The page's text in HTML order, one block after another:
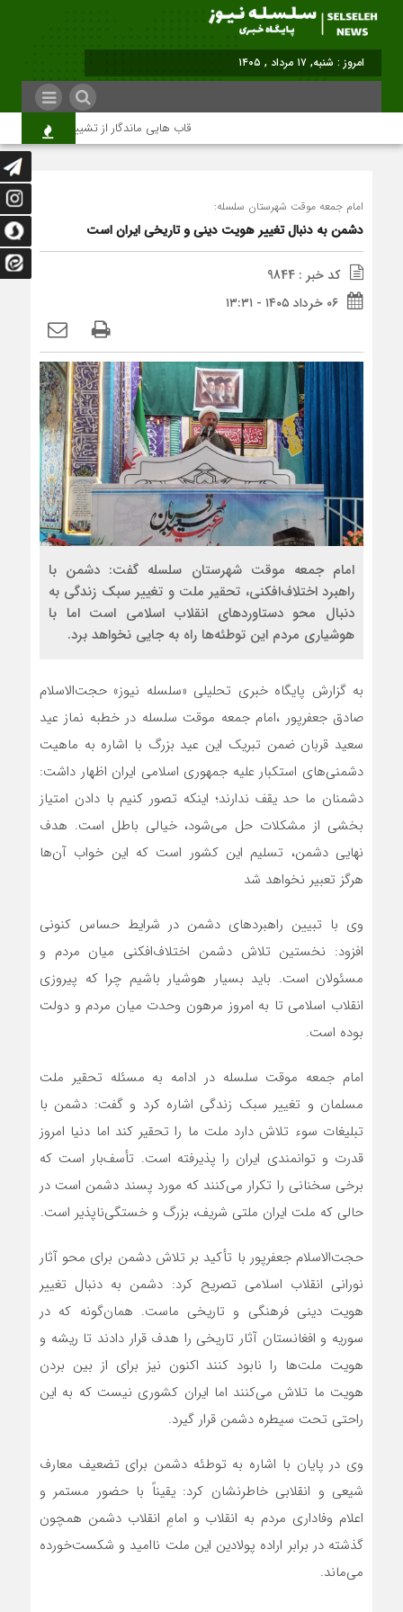
امروز : شنبه, ۱۷ مرداد , ۱۴۰۵
قاب هایی ماندگار از تشییع رهبر شهید در
امام جمعه موقت شهرستان سلسله:
دشمن به دنبال تغییر هویت دینی و تاریخی ایران است
کد خبر : 9844
۰۶ خرداد ۱۴۰۵ - ۱۳:۳۱
امام جمعه موقت شهرستان سلسله گفت: دشمن با
راهبرد اختلاف‌افکنی، تحقیر ملت و تغییر سبک زندگی به
دنبال محو دستاوردهای انقلاب اسلامی است اما با
هوشیاری مردم این توطئه‌ها راه به جایی نخواهد برد.
به گزارش پایگاه خبری تحلیلی «سلسله نیوز» حجت‌الاسلام
صادق جعفرپور ،امام جمعه موقت سلسله در خطبه نماز عید
سعید قربان ضمن تبریک این عید بزرگ با اشاره به ماهیت
دشمنی‌های استکبار علیه جمهوری اسلامی ایران اظهار داشت:
دشمنان ما حد یقف ندارند؛ اینکه تصور کنیم با دادن امتیاز
بخشی از مشکلات حل می‌شود، خیالی باطل است. هدف
نهایی دشمن، تسلیم این کشور است که این خواب آن‌ها
هرگز تعبیر نخواهد شد
وی با تبیین راهبردهای دشمن در شرایط حساس کنونی
افزود: نخستین تلاش دشمن اختلاف‌افکنی میان مردم و
مسئولان است. باید بسیار هوشیار باشیم چرا که پیروزی
انقلاب اسلامی تا به امروز مرهون وحدت میان مردم و دولت
بوده است.
امام جمعه موقت سلسله در ادامه به مسئله تحقیر ملت
مسلمان و تغییر سبک زندگی اشاره کرد و گفت: دشمن با
تبلیغات سوء تلاش دارد ملت ما را تحقیر کند اما دنیا امروز
قدرت و توانمندی ایران را پذیرفته است. تأسف‌بار است که
برخی سخنانی را تکرار می‌کنند که مورد پسند دشمن است در
حالی که ملت ایران ملتی شریف، بزرگ و خستگی‌ناپذیر است.
حجت‌الاسلام جعفرپور با تأکید بر تلاش دشمن برای محو آثار
نورانی انقلاب اسلامی تصریح کرد: دشمن به دنبال تغییر
هویت دینی فرهنگی و تاریخی ماست. همان‌گونه که در
سوریه و افغانستان آثار تاریخی را هدف قرار دادند تا ریشه و
هویت ملت‌ها را نابود کنند اکنون نیز برای از بین بردن
هویت ما تلاش می‌کنند اما ایران کشوری نیست که به این
راحتی تحت سیطره دشمن قرار گیرد.
وی در پایان با اشاره به توطئه دشمن برای تضعیف معارف
شیعی و انقلابی خاطرنشان کرد: یقیناً با حضور مستمر و
اعلام وفاداری مردم به انقلاب و امامِ انقلاب دشمن همچون
گذشته در برابر اراده پولادین این ملت ناامید و شکست‌خورده
می‌ماند.